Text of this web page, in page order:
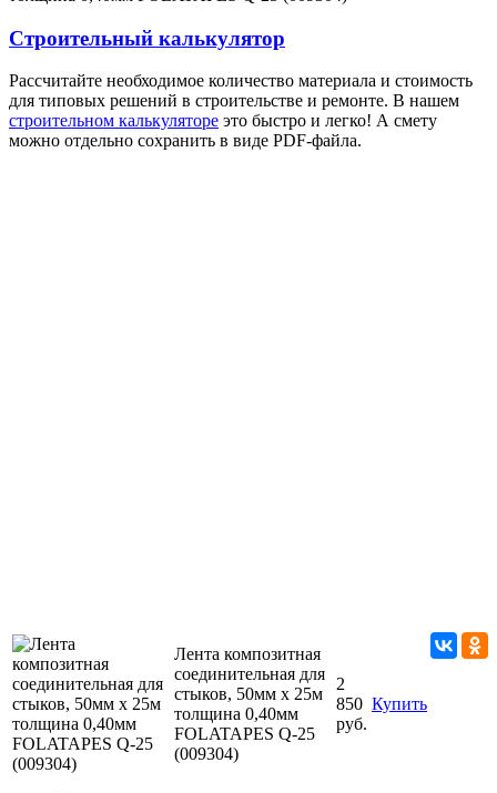
Строительный калькулятор
Рассчитайте необходимое количество материала и стоимость
для типовых решений в строительстве и ремонте. В нашем
строительном калькуляторе это быстро и легко! А смету
можно отдельно сохранить в виде PDF-файла.
Лента композитная
соединительная для
стыков, 50мм х 25м
толщина 0,40мм
FOLATAPES Q-25
(009304)
2
850
руб.
Купить